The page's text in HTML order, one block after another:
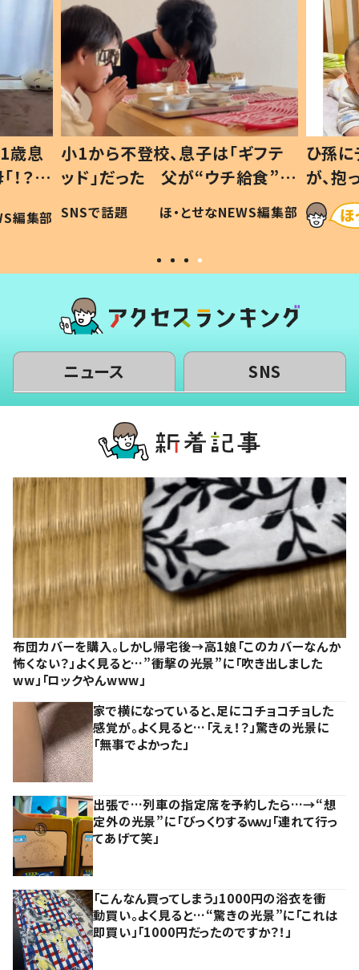
歳息
？」
編集部
小1から不登校、息子は「ギフテ
ッド」だった 父が“ウチ給食”を
作り続ける理由とは #令和の親
#令和の子
SNSで話題 ほ・とせなNEWS編集部
ひ孫
が、
「涙が
い」
ニュース SNS
布団カバーを購入。しかし帰宅後→高1娘「このカバーなんか
怖くない？」よく見ると…”衝撃の光景”に「吹き出しました
ww」「ロックやんwww」
家で横になっていると、足にコチョコチョした
感覚が。よく見ると…「えぇ！？」驚きの光景に
「無事でよかった」
出張で…列車の指定席を予約したら…→“想
定外の光景”に「びっくりするｗｗ」「連れて行っ
てあげて笑」
「こんなん買ってしまう」1000円の浴衣を衝
動買い。よく見ると…“驚きの光景”に「これは
即買い」「1000円だったのですか？！」